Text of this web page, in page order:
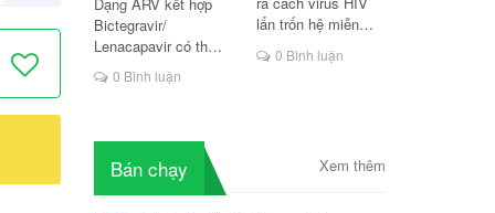
Bictegravir/
Lenacapavir có thể
là lựa chọn mới cho
người HIV
0 Bình luận
lẩn trốn hệ miễn
0 Bình luận
Bán chạy Xem thêm